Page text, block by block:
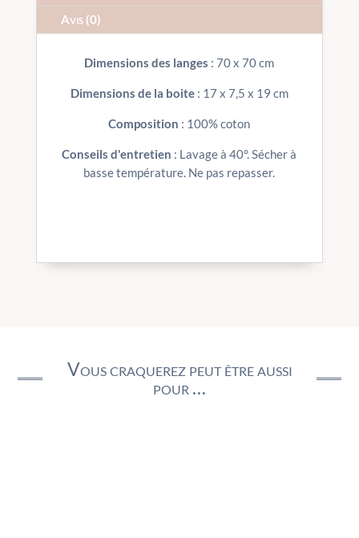
Avis (0)
Dimensions des langes : 70 x 70 cm
Dimensions de la boite: 17 x 7,5 x 19 cm
Composition : 100% coton
Conseils d'entretien : Lavage à 40°. Sécher à
basse température. Ne pas repasser.
Vous craquerez peut être aussi
pour …